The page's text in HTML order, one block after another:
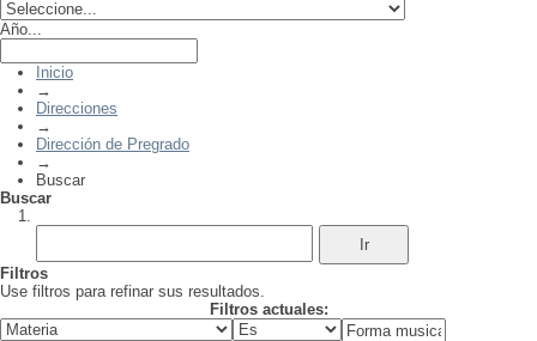
Año...
Inicio
→
Direcciones
→
Dirección de Pregrado
→
Buscar
Buscar
Filtros
Use filtros para refinar sus resultados.
Filtros actuales: